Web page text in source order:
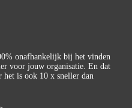
onafhankelijk bij het vinden
voor jouw organisatie. En dat
het is ook 10 x sneller dan